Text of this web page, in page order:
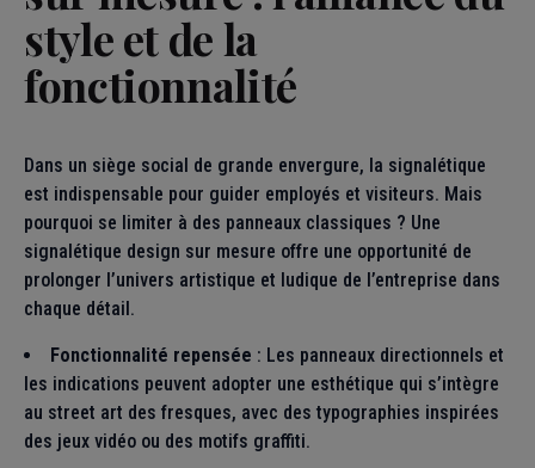
style et de la
fonctionnalité
Dans un siège social de grande envergure, la signalétique
est indispensable pour guider employés et visiteurs. Mais
pourquoi se limiter à des panneaux classiques ? Une
signalétique design sur mesure offre une opportunité de
prolonger l’univers artistique et ludique de l’entreprise dans
chaque détail.
Fonctionnalité repensée : Les panneaux directionnels et
les indications peuvent adopter une esthétique qui s’intègre
au street art des fresques, avec des typographies inspirées
des jeux vidéo ou des motifs graffiti.